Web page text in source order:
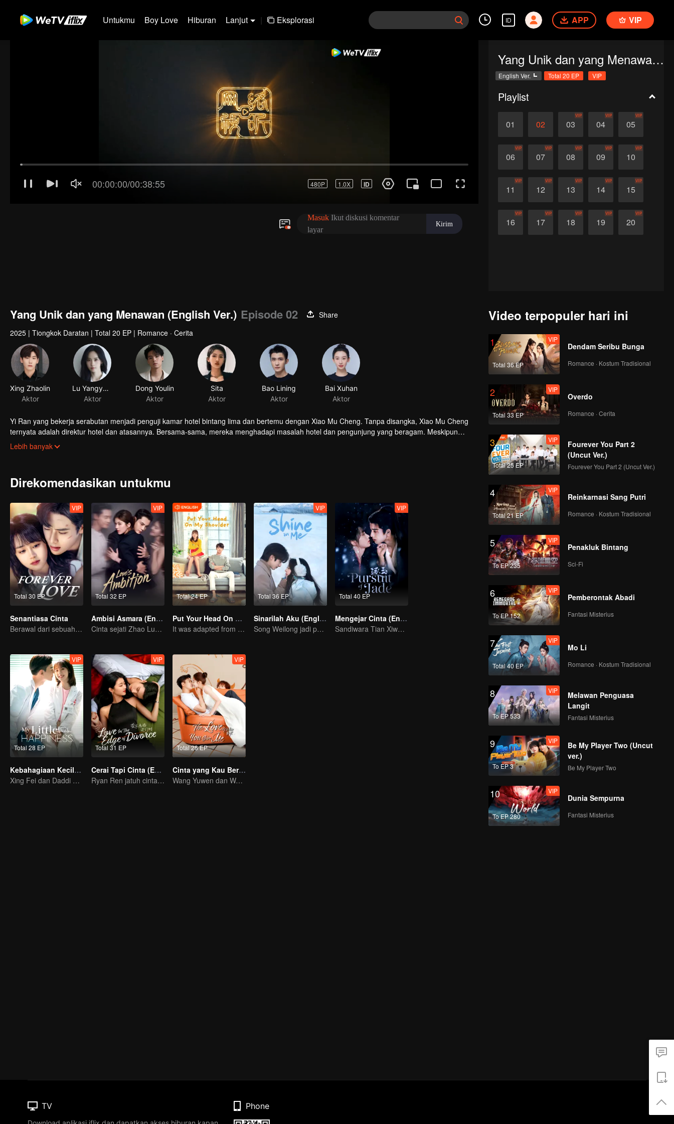
Untukmu Boy Love Hiburan Lanjut | Eksplorasi ID APP VIP
Yang Unik dan yang Menawan (English Ver.)
English Ver. Total 20 EP VIP
Playlist
01 02 03
VIP
04
VIP
05
VIP
06
VIP
07
VIP
08
VIP
09
VIP
10
VIP
11
VIP
12
VIP
13
VIP
14
VIP
15
VIP
16
VIP
17
VIP
18
VIP
19
VIP
20
VIP
Yang Unik dan yang Menawan (English Ver.) Episode 02
Share
2025 | Tiongkok Daratan | Total 20 EP | Romance · Cerita
Xing Zhaolin
Aktor
Lu Yangyang
Aktor
Dong Youlin
Aktor
Sita
Aktor
Bao Lining
Aktor
Bai Xuhan
Aktor
Yi Ran yang bekerja serabutan menjadi penguji kamar hotel bintang lima dan bertemu dengan Xiao Mu Cheng. Tanpa disangka, Xiao Mu Cheng
ternyata adalah direktur hotel dan atasannya. Bersama-sama, mereka menghadapi masalah hotel dan pengunjung yang beragam. Meskipun
banyak perbedaan, mereka mulai saling mendekat…
Lebih banyak
Direkomendasikan untukmu
Total 30 EP
VIP
Senantiasa Cinta
Berawal dari sebuah ciuman
Total 32 EP
VIP
Ambisi Asmara (English Ver.)
Cinta sejati Zhao Lusi & William Chan
Total 24 EP
Put Your Head On My Shoulder (Eng Dub)
It was adapted from the same series of novels as "A Love so Beautiful"
Total 36 EP
VIP
Sinarilah Aku (English Ver.)
Song Weilong jadi pemuja rahasia Zhao Jinmai
Total 40 EP
VIP
Mengejar Cinta (English Ver.)
Sandiwara Tian Xiwei dan Zhang Linghe berubah jadi cinta
Total 28 EP
VIP
Kebahagiaan Kecilku (Eng Ver.）
Xing Fei dan Daddi Tang: Kisah Cinta Manis
Total 31 EP
VIP
Cerai Tapi Cinta (English Ver.)
Ryan Ren jatuh cinta setelah gugat cerai Istrinya?!
Total 28 EP
VIP
Cinta yang Kau Berikan (English Ver.)
Wang Yuwen dan Wang Ziqi Kembali Berpasangan
Video terpopuler hari ini
1
Total 36 EP
VIP
Dendam Seribu Bunga
Romance · Kostum Tradisional
2
Total 33 EP
VIP
Overdo
Romance · Cerita
3
Total 25 EP
VIP
Fourever You Part 2
(Uncut Ver.)
Fourever You Part 2 (Uncut Ver.)
4
Total 21 EP
VIP
Reinkarnasi Sang Putri
Romance · Kostum Tradisional
5
To EP 235
VIP
Penakluk Bintang
Sci-Fi
6
To EP 152
VIP
Pemberontak Abadi
Fantasi Misterius
7
Total 40 EP
VIP
Mo Li
Romance · Kostum Tradisional
8
To EP 533
VIP
Melawan Penguasa
Langit
Fantasi Misterius
9
To EP 3
VIP
Be My Player Two (Uncut
ver.)
Be My Player Two
10
To EP 280
VIP
Dunia Sempurna
Fantasi Misterius
TV Phone